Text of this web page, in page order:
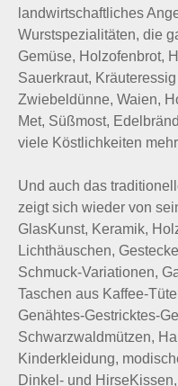
landwirtschaftliches
Wurstspezialitäten, die
Gemüse, Holzofenbrot,
Sauerkraut,
Zwiebeldünne, Waien,
Met, Süßmost,
viele Köstlichkeiten
Und auch das
zeigt sich wieder von
GlasKunst, Keramik,
Lichthäuschen,
Schmuck-Variationen,
Taschen aus Kaffee-
Genähtes-Gestricktes-
Schwarzwaldmützen,
Kinderkleidung,
Dinkel- und